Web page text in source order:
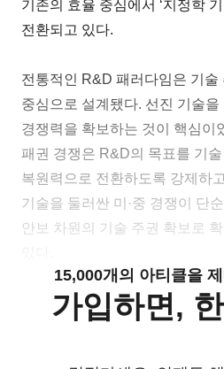
기존의 효율 중심에서 ‘지정학
전환되고 있다.
전통적인 R&D 패러다임은 기술
중심으로 설계됐다. 선진 기술
경쟁력을 확보하는 것이 핵심이
패권 경쟁은 R&D의 목표를 기
복원력으로 전환하도록 강제하
기술을 둘러싼 미·중 경쟁이 단
안보 차원의 기술 주권 확보로
15,000개의 아티클을
가입하면,